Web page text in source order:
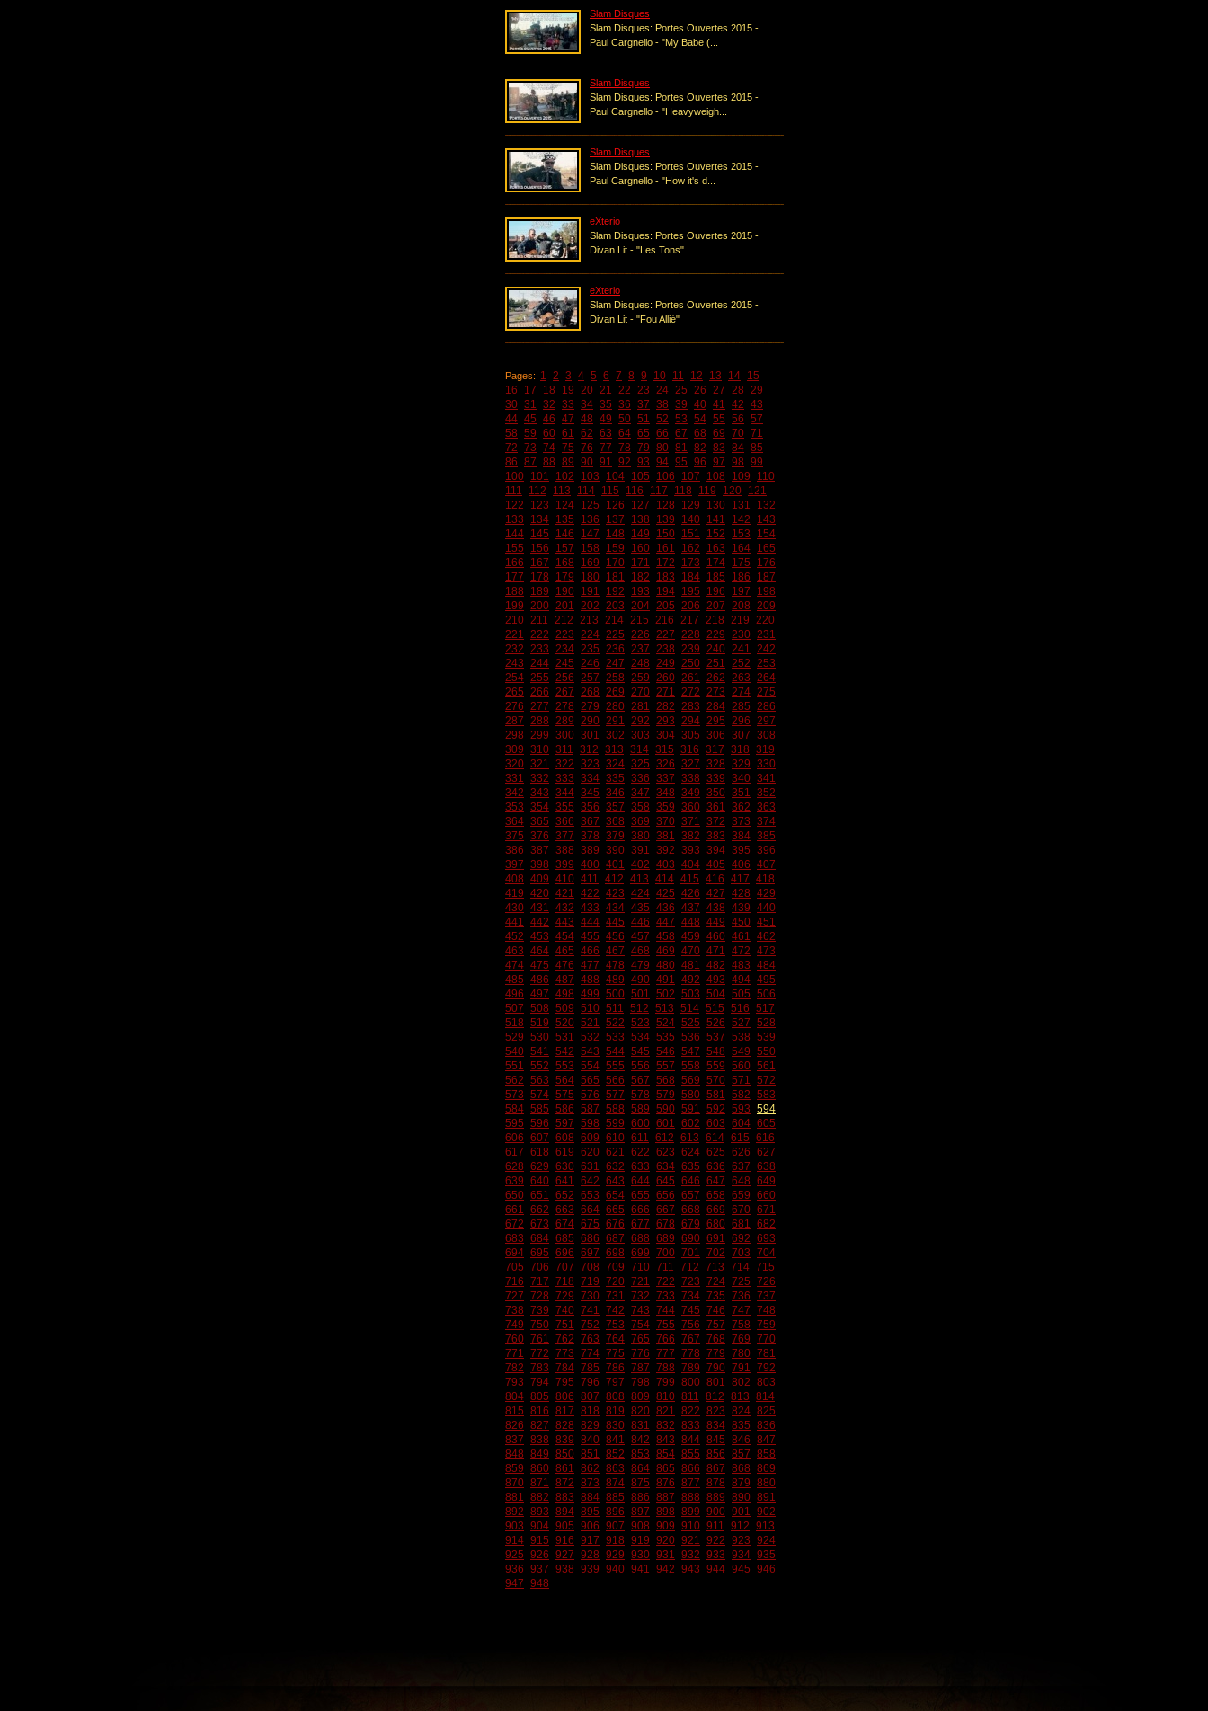
Slam Disques
Slam Disques: Portes Ouvertes 2015 -
Paul Cargnello - "My Babe (...
Slam Disques
Slam Disques: Portes Ouvertes 2015 -
Paul Cargnello - "Heavyweigh...
Slam Disques
Slam Disques: Portes Ouvertes 2015 -
Paul Cargnello - "How it's d...
eXterio
Slam Disques: Portes Ouvertes 2015 -
Divan Lit - "Les Tons"
eXterio
Slam Disques: Portes Ouvertes 2015 -
Divan Lit - "Fou Allié"
Pages: 1 2 3 4 5 6 7 8 9 10 11 12 13 14 15
16
17 18 19 20 21 22 23 24 25 26 27 28 29
30 31 32 33 34 35 36 37 38 39 40 41 42 43
44 45 46 47 48 49 50 51 52 53 54 55 56 57
58 59 60 61 62 63 64 65 66 67 68 69 70 71
72 73 74 75 76 77 78 79 80 81 82 83 84 85
86 87 88 89 90 91 92 93 94 95 96 97 98 99
100 101 102 103 104 105 106 107 108 109
110
111
112 113 114 115 116 117 118 119 120 121
122
123 124 125 126 127 128 129 130 131
132
133
134 135 136 137 138 139 140 141 142
143
144 145 146 147 148 149 150 151 152 153
154
155
156 157 158 159 160 161 162 163 164 165
166
167 168 169 170 171 172 173 174 175
176
177
178 179 180 181 182 183 184 185 186
187
188
189 190 191 192 193 194 195 196 197
198
199 200 201 202 203 204 205 206 207 208 209
210 211 212 213 214 215 216 217 218 219 220
221 222 223 224 225 226 227 228 229 230 231
232 233 234 235 236 237 238 239 240 241 242
243 244 245 246 247 248 249 250 251 252 253
254 255 256 257 258 259 260 261 262 263 264
265 266 267 268 269 270 271 272 273 274 275
276 277 278 279 280 281 282 283 284 285 286
287 288 289 290 291 292 293 294 295 296 297
298 299 300 301 302 303 304 305 306 307 308
309 310 311 312 313 314 315 316 317 318 319
320 321 322 323 324 325 326 327 328 329 330
331 332 333 334 335 336 337 338 339 340 341
342 343 344 345 346 347 348 349 350 351 352
353 354 355 356 357 358 359 360 361 362 363
364 365 366 367 368 369 370 371 372 373 374
375 376 377 378 379 380 381 382 383 384 385
386 387 388 389 390 391 392 393 394 395 396
397 398 399 400 401 402 403 404 405 406 407
408 409 410 411 412 413 414 415 416 417 418
419 420 421 422 423 424 425 426 427 428 429
430 431 432 433 434 435 436 437 438 439 440
441 442 443 444 445 446 447 448 449 450 451
452 453 454 455 456 457 458 459 460 461 462
463 464 465 466 467 468 469 470 471 472 473
474 475 476 477 478 479 480 481 482 483 484
485 486 487 488 489 490 491 492 493 494 495
496 497 498 499 500 501 502 503 504 505 506
507 508 509 510 511 512 513 514 515 516 517
518 519 520 521 522 523 524 525 526 527 528
529 530 531 532 533 534 535 536 537 538 539
540 541 542 543 544 545 546 547 548 549 550
551 552 553 554 555 556 557 558 559 560 561
562 563 564 565 566 567 568 569 570 571 572
573 574 575 576 577 578 579 580 581 582 583
584 585 586 587 588 589 590 591 592 593 594
595 596 597 598 599 600 601 602 603 604 605
606 607 608 609 610 611 612 613 614 615 616
617 618 619 620 621 622 623 624 625 626 627
628 629 630 631 632 633 634 635 636 637 638
639 640 641 642 643 644 645 646 647 648 649
650 651 652 653 654 655 656 657 658 659 660
661 662 663 664 665 666 667 668 669 670 671
672 673 674 675 676 677 678 679 680 681 682
683 684 685 686 687 688 689 690 691 692 693
694 695 696 697 698 699 700 701 702 703 704
705 706 707 708 709 710 711 712 713 714 715
716 717 718 719 720 721 722 723 724 725 726
727 728 729 730 731 732 733 734 735 736 737
738 739 740 741 742 743 744 745 746 747 748
749 750 751 752 753 754 755 756 757 758 759
760 761 762 763 764 765 766 767 768 769 770
771 772 773 774 775 776 777 778 779 780 781
782 783 784 785 786 787 788 789 790 791 792
793 794 795 796 797 798 799 800 801 802 803
804 805 806 807 808 809 810 811 812 813 814
815 816 817 818 819 820 821 822 823 824 825
826 827 828 829 830 831 832 833 834 835 836
837 838 839 840 841 842 843 844 845 846 847
848 849 850 851 852 853 854 855 856 857 858
859 860 861 862 863 864 865 866 867 868 869
870 871 872 873 874 875 876 877 878 879 880
881 882 883 884 885 886 887 888 889 890 891
892 893 894 895 896 897 898 899 900 901 902
903 904 905 906 907 908 909 910 911 912 913
914 915 916 917 918 919 920 921 922 923 924
925 926 927 928 929 930 931 932 933 934 935
936 937 938 939 940 941 942 943 944 945 946
947 948